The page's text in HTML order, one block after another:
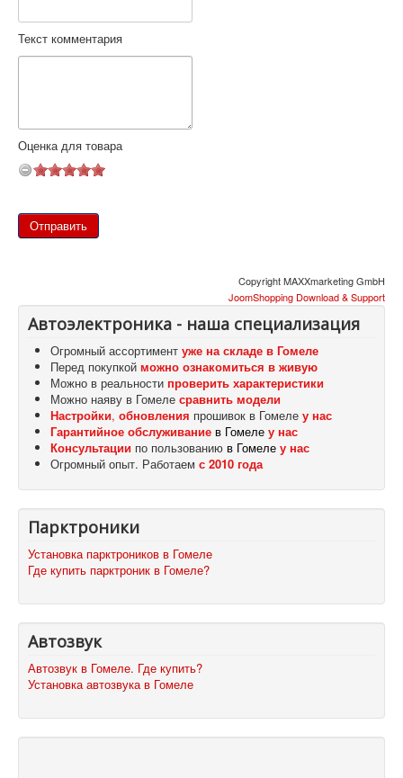
Текст комментария
Оценка для товара
Copyright MAXXmarketing GmbH
JoomShopping Download & Support
Автоэлектроника - наша специализация
Огромный ассортимент уже на складе в Гомеле
Перед покупкой можно ознакомиться в живую
Можно в реальности проверить характеристики
Можно наяву в Гомеле сравнить модели
Настройки, обновления прошивок в Гомеле у нас
Гарантийное обслуживание в Гомеле у нас
Консультации по пользованию в Гомеле у нас
Огромный опыт. Работаем с 2010 года
Парктроники
Установка парктроников в Гомеле
Где купить парктроник в Гомеле?
Автозвук
Автозвук в Гомеле. Где купить?
Установка автозвука в Гомеле